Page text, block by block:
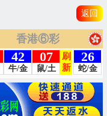
返回
香港⑥彩